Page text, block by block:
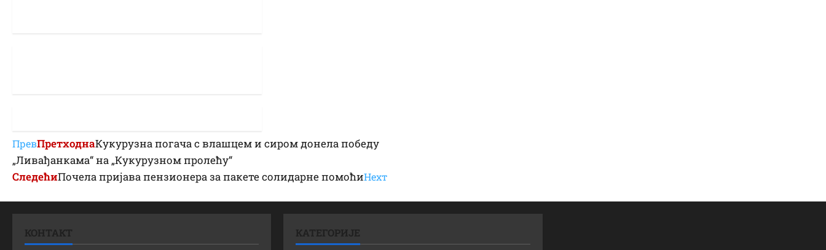
ПревПретходнаКукурузна погача с влашцем и сиром донела победу
„Ливађанкама“ на „Кукурузном пролећу“
СледећиПочела пријава пензионера за пакете солидарне помоћиНеxт
КОНТАКТ КАТЕГОРИЈЕ